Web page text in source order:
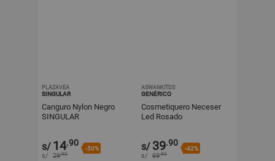
PLAZAVEA
SINGULAR
Canguro Nylon Negro
SINGULAR
s/ 14.90
-50%
s/ 29.90
ASWANKITDS
GENÉRICO
Cosmetiquero Neceser
Led Rosado
s/ 39.90
-42%
s/ 69.90